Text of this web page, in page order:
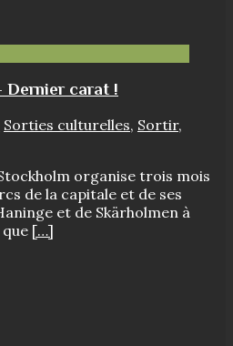
Dernier carat !
Sorties culturelles, Sortir,
organise trois mois
de la capitale et de ses
et de Skärholmen à
[…]